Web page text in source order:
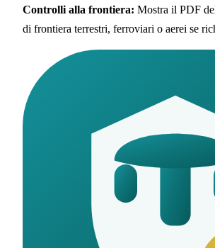
Controlli alla frontiera: Mostra il PDF
di frontiera terrestri, ferroviari o aerei se